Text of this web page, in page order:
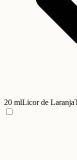
20 mlLicor de Laranja